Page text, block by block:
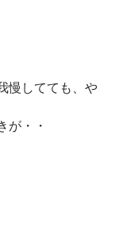
慢してても、や
が・・